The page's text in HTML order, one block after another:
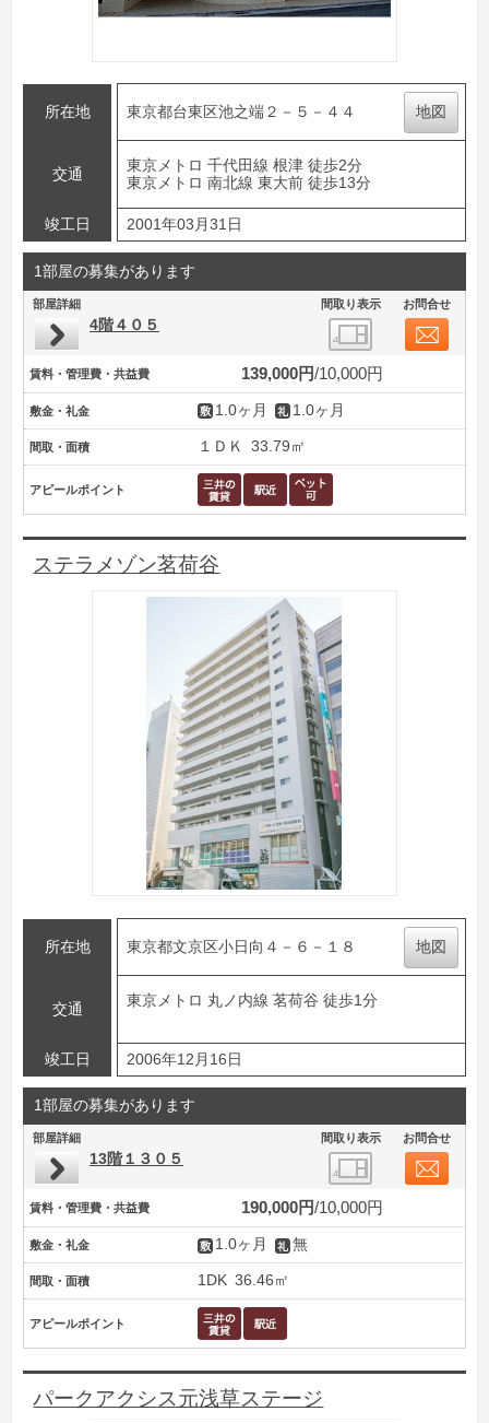
所在地 東京都台東区池之端２－５－４４ 地図
交通
東京メトロ 千代田線 根津 徒歩2分
東京メトロ 南北線 東大前 徒歩13分
竣工日 2001年03月31日
1部屋の募集があります
部屋詳細 間取り表示 お問合せ
4階４０５
賃料・管理費・共益費 139,000円 10,000円
敷金・礼金 1.0ヶ月 1.0ヶ月
間取・面積 １ＤＫ 33.79㎡
アピールポイント
ステラメゾン茗荷谷
所在地 東京都文京区小日向４－６－１８ 地図
交通
東京メトロ 丸ノ内線 茗荷谷 徒歩1分
竣工日 2006年12月16日
1部屋の募集があります
部屋詳細 間取り表示 お問合せ
13階１３０５
賃料・管理費・共益費 190,000円 10,000円
敷金・礼金 1.0ヶ月 無
間取・面積 1DK 36.46㎡
アピールポイント
パークアクシス元浅草ステージ